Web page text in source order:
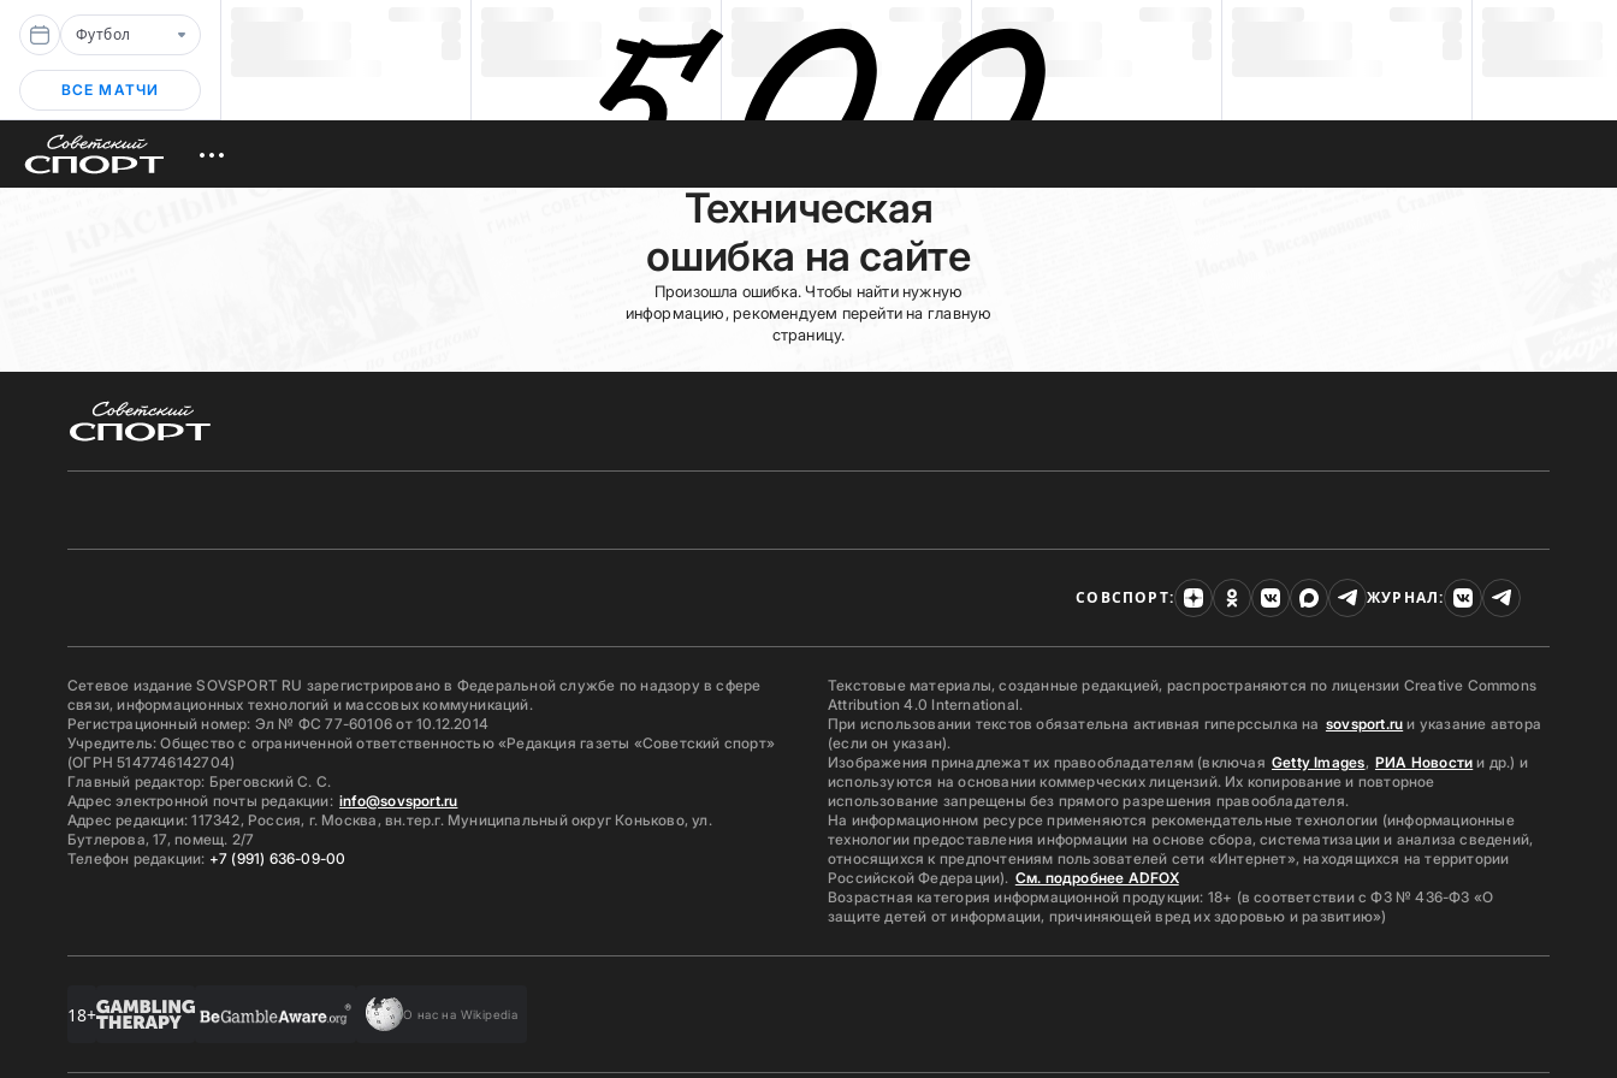
Футбол
ВСЕ МАТЧИ
Техническая
ошибка на сайте
Произошла ошибка. Чтобы найти нужную
информацию, рекомендуем перейти на главную
страницу.
СОВСПОРТ: ЖУРНАЛ:
Сетевое издание SOVSPORT RU зарегистрировано в Федеральной службе по надзору в сфере
связи, информационных технологий и массовых коммуникаций.
Регистрационный номер: Эл № ФС 77-60106 от 10.12.2014
Учредитель: Общество с ограниченной ответственностью «Редакция газеты «Советский спорт»
(ОГРН 5147746142704)
Главный редактор: Бреговский С. С.
Адрес электронной почты редакции: info@sovsport.ru
Адрес редакции: 117342, Россия, г. Москва, вн.тер.г. Муниципальный округ Коньково, ул.
Бутлерова, 17, помещ. 2/7
Телефон редакции: +7 (991) 636-09-00
Текстовые материалы, созданные редакцией, распространяются по лицензии Creative Commons
Attribution 4.0 International.
При использовании текстов обязательна активная гиперссылка на sovsport.ru и указание автора
(если он указан).
Изображения принадлежат их правообладателям (включая Getty Images, РИА Новости и др.) и
используются на основании коммерческих лицензий. Их копирование и повторное
использование запрещены без прямого разрешения правообладателя.
На информационном ресурсе применяются рекомендательные технологии (информационные
технологии предоставления информации на основе сбора, систематизации и анализа сведений,
относящихся к предпочтениям пользователей сети «Интернет», находящихся на территории
Российской Федерации). См. подробнее ADFOX
Возрастная категория информационной продукции: 18+ (в соответствии с ФЗ № 436-ФЗ «О
защите детей от информации, причиняющей вред их здоровью и развитию»)
18+ О нас на Wikipedia